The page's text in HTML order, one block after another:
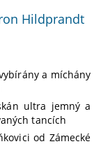
Hildprandt
a míchány
ultra jemný a
tancích
od Zámecké